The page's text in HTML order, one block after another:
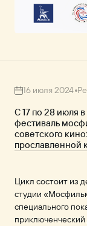
16 июля 2024
С 17 по 28 июля
фестиваль
советского
прославленной
Цикл состоит из
студии
специального